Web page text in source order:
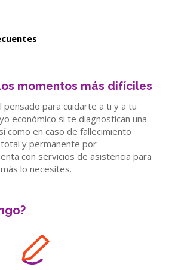
momentos más difíciles
pensado para cuidarte a ti y a tu
económico si te diagnostican una
como en caso de fallecimiento
y permanente por
con servicios de asistencia para
lo necesites.